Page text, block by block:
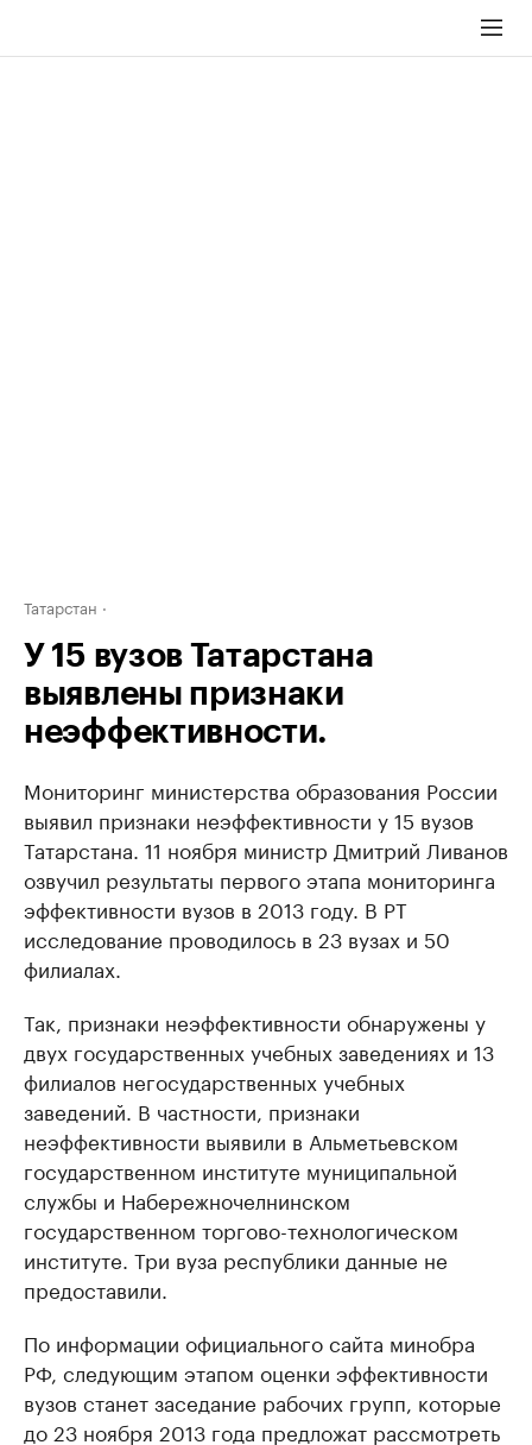
Татарстан
У 15 вузов Татарстана
выявлены признаки
неэффективности.
Мониторинг министерства образования России
выявил признаки неэффективности у 15 вузов
Татарстана. 11 ноября министр Дмитрий Ливанов
озвучил результаты первого этапа мониторинга
эффективности вузов в 2013 году. В РТ
исследование проводилось в 23 вузах и 50
филиалах.
Так, признаки неэффективности обнаружены у
двух государственных учебных заведениях и 13
филиалов негосударственных учебных
заведений. В частности, признаки
неэффективности выявили в Альметьевском
государственном институте муниципальной
службы и Набережночелнинском
государственном торгово-технологическом
институте. Три вуза республики данные не
предоставили.
По информации официального сайта минобра
РФ, следующим этапом оценки эффективности
вузов станет заседание рабочих групп, которые
до 23 ноября 2013 года предложат рассмотреть